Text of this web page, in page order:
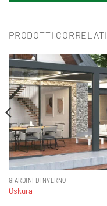
PRODOTTI CORRELATI
GIARDINI D'INVERNO
Oskura